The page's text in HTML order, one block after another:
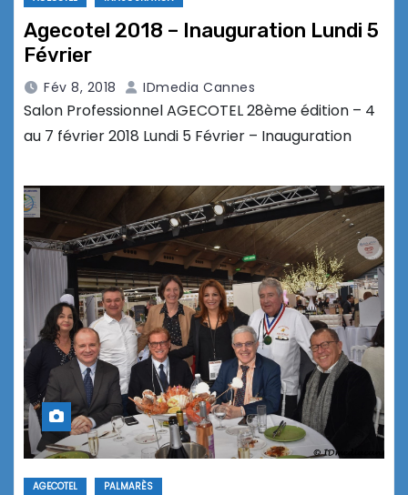
Agecotel 2018 – Inauguration Lundi 5
Février
Fév 8, 2018 IDmedia Cannes
Salon Professionnel AGECOTEL 28ème édition – 4
au 7 février 2018 Lundi 5 Février – Inauguration
AGECOTEL PALMARÈS